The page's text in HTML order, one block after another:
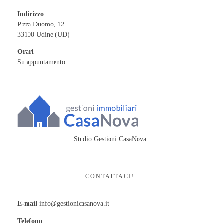
Indirizzo
P.zza Duomo, 12
33100 Udine (UD)
Orari
Su appuntamento
Studio Gestioni CasaNova
CONTATTACI!
E-mail info@gestionicasanova.it
Telefono